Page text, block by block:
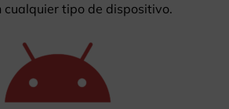
cualquier tipo de dispositivo.